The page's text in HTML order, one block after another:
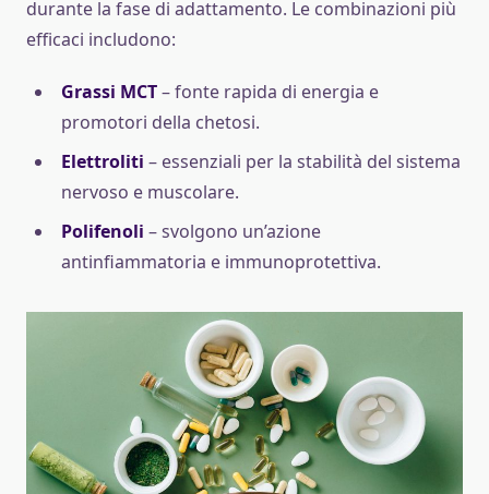
durante la fase di adattamento. Le combinazioni più
efficaci includono:
Grassi MCT– fonte rapida di energia e
promotori della chetosi.
Elettroliti – essenziali per la stabilità del sistema
nervoso e muscolare.
Polifenoli – svolgono un’azione
antinfiammatoria e immunoprotettiva.